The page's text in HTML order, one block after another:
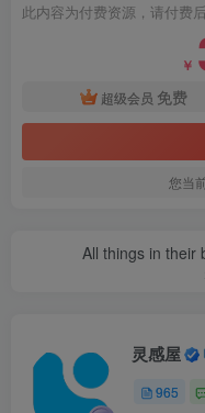
此内容为付费资源，请付费
￥
超级会员 免费
您当
All things in their
灵感屋
965